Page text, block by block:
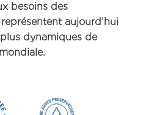
besoins des
aujourd’hui
dynamiques de